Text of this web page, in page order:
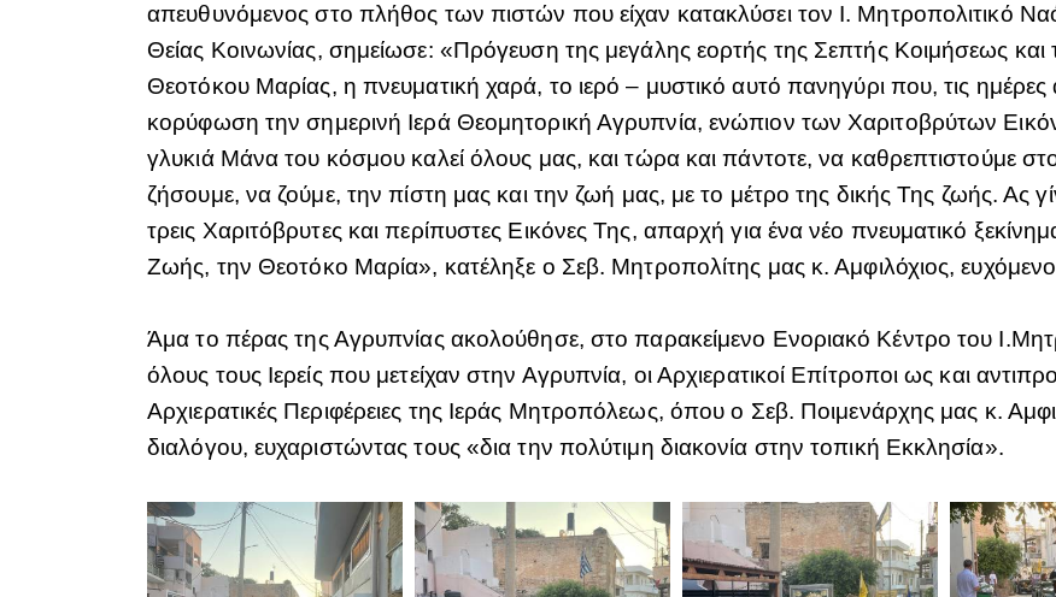
απευθυνόμενος στο πλήθος των πιστών που είχαν κατακλύσει τον Ι. Μητροπολιτικό
Θείας Κοινωνίας, σημείωσε: «Πρόγευση της μεγάλης εορτής της Σεπτής Κοιμήσεως και
Θεοτόκου Μαρίας, η πνευματική χαρά, το ιερό – μυστικό αυτό πανηγύρι που, τις ημέρες
κορύφωση την σημερινή Ιερά Θεομητορική Αγρυπνία, ενώπιον των Χαριτοβρύτων
γλυκιά Μάνα του κόσμου καλεί όλους μας, και τώρα και πάντοτε, να καθρεπτιστούμε
ζήσουμε, να ζούμε, την πίστη μας και την ζωή μας, με το μέτρο της δικής Της ζωής. Ας
τρεις Χαριτόβρυτες και περίπυστες Εικόνες Της, απαρχή για ένα νέο πνευματικό
Ζωής, την Θεοτόκο Μαρία», κατέληξε ο Σεβ. Μητροπολίτης μας κ. Αμφιλόχιος,
Άμα το πέρας της Αγρυπνίας ακολούθησε, στο παρακείμενο Ενοριακό Κέντρο του
όλους τους Ιερείς που μετείχαν στην Αγρυπνία, οι Αρχιερατικοί Επίτροποι ως και
Αρχιερατικές Περιφέρειες της Ιεράς Μητροπόλεως, όπου ο Σεβ. Ποιμενάρχης μας κ.
διαλόγου, ευχαριστώντας τους «δια την πολύτιμη διακονία στην τοπική Εκκλησία».